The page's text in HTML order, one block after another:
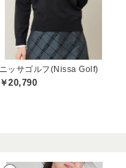
ニッサゴルフ(Nissa Golf)
￥20,790